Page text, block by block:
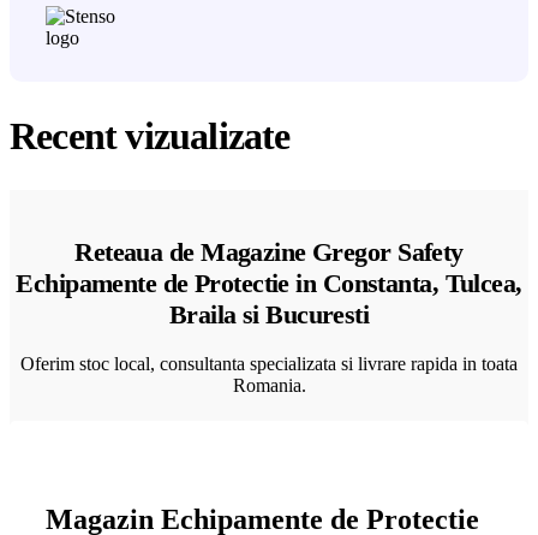
Recent vizualizate
Reteaua de Magazine Gregor Safety
Echipamente de Protectie in Constanta, Tulcea,
Braila si Bucuresti
Oferim stoc local, consultanta specializata si livrare rapida in toata
Romania.
Magazin Echipamente de Protectie